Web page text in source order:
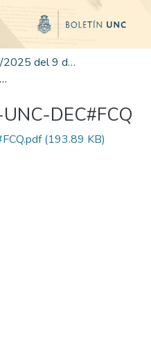
Edición 003/2025 del 9 de junio de 2025
RHCD-2025-453-UNC-DEC#FCQ
DEC#FCQ
(193.89 KB)